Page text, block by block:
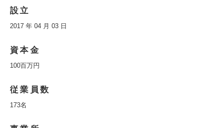
設立
2017 年 04 月 03 日
資本金
100百万円
従業員数
173名